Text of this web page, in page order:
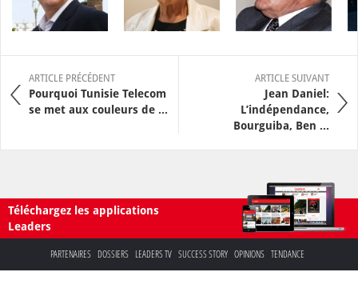
ARTICLE PRÉCÉDENT
Pourquoi Tunisie Telecom
se met aux couleurs de ...
ARTICLE SUIVANT
Jean Daniel:
L’indépendance,
Bourguiba, Ben ...
Téléchargez les applications
Leaders
PARTENAIRES DOSSIERS LEADERS TV SUCCESS STORY OPINIONS TENDANCE